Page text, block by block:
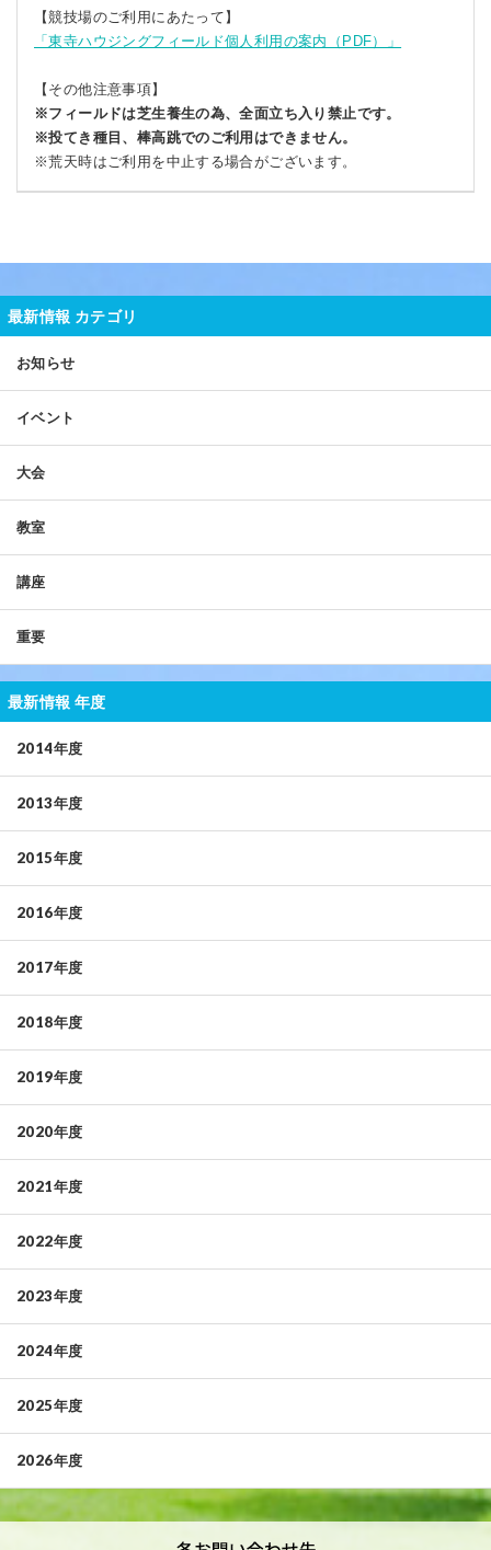
【競技場のご利用にあたって】
「東寺ハウジングフィールド個人利用の案内（PDF）」
【その他注意事項】
※フィールドは芝生養生の為、全面立ち入り禁止です。
※投てき種目、棒高跳でのご利用はできません。
※荒天時はご利用を中止する場合がございます。
最新情報 カテゴリ
お知らせ
イベント
大会
教室
講座
重要
最新情報 年度
2014年度
2013年度
2015年度
2016年度
2017年度
2018年度
2019年度
2020年度
2021年度
2022年度
2023年度
2024年度
2025年度
2026年度